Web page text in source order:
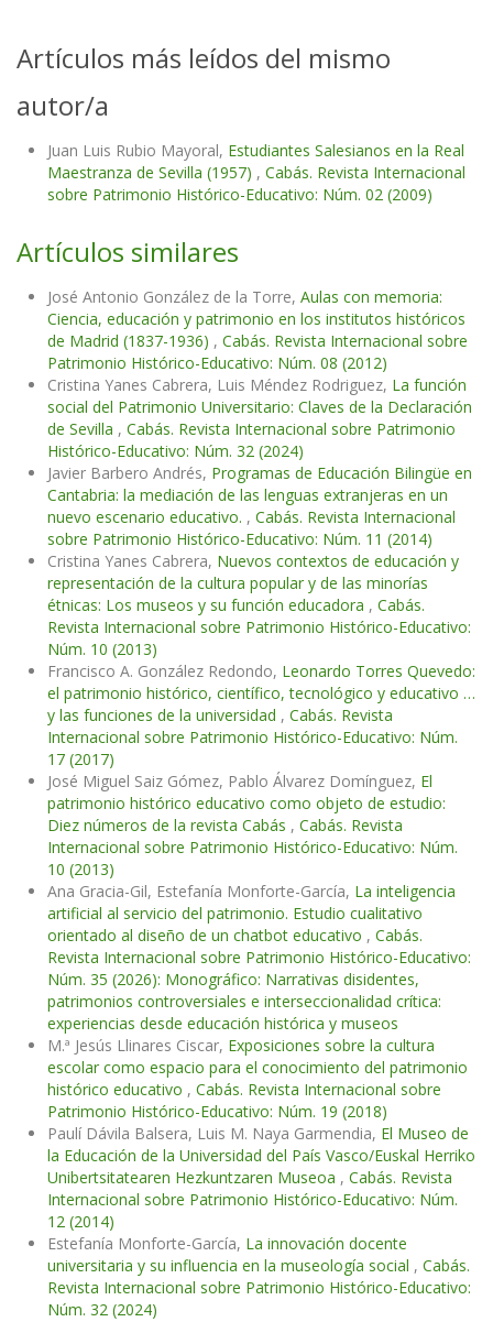
Artículos más leídos del mismo
autor/a
Juan Luis Rubio Mayoral, Estudiantes Salesianos en la Real
Maestranza de Sevilla (1957) , Cabás. Revista Internacional
sobre Patrimonio Histórico-Educativo: Núm. 02 (2009)
Artículos similares
José Antonio González de la Torre, Aulas con memoria:
Ciencia, educación y patrimonio en los institutos históricos
de Madrid (1837-1936) , Cabás. Revista Internacional sobre
Patrimonio Histórico-Educativo: Núm. 08 (2012)
Cristina Yanes Cabrera, Luis Méndez Rodriguez, La función
social del Patrimonio Universitario: Claves de la Declaración
de Sevilla , Cabás. Revista Internacional sobre Patrimonio
Histórico-Educativo: Núm. 32 (2024)
Javier Barbero Andrés, Programas de Educación Bilingüe en
Cantabria: la mediación de las lenguas extranjeras en un
nuevo escenario educativo. , Cabás. Revista Internacional
sobre Patrimonio Histórico-Educativo: Núm. 11 (2014)
Cristina Yanes Cabrera, Nuevos contextos de educación y
representación de la cultura popular y de las minorías
étnicas: Los museos y su función educadora , Cabás.
Revista Internacional sobre Patrimonio Histórico-Educativo:
Núm. 10 (2013)
Francisco A. González Redondo, Leonardo Torres Quevedo:
el patrimonio histórico, científico, tecnológico y educativo …
y las funciones de la universidad , Cabás. Revista
Internacional sobre Patrimonio Histórico-Educativo: Núm.
17 (2017)
José Miguel Saiz Gómez, Pablo Álvarez Domínguez, El
patrimonio histórico educativo como objeto de estudio:
Diez números de la revista Cabás , Cabás. Revista
Internacional sobre Patrimonio Histórico-Educativo: Núm.
10 (2013)
Ana Gracia-Gil, Estefanía Monforte-García, La inteligencia
artificial al servicio del patrimonio. Estudio cualitativo
orientado al diseño de un chatbot educativo , Cabás.
Revista Internacional sobre Patrimonio Histórico-Educativo:
Núm. 35 (2026): Monográfico: Narrativas disidentes,
patrimonios controversiales e interseccionalidad crítica:
experiencias desde educación histórica y museos
M.ª Jesús Llinares Ciscar, Exposiciones sobre la cultura
escolar como espacio para el conocimiento del patrimonio
histórico educativo , Cabás. Revista Internacional sobre
Patrimonio Histórico-Educativo: Núm. 19 (2018)
Paulí Dávila Balsera, Luis M. Naya Garmendia, El Museo de
la Educación de la Universidad del País Vasco/Euskal Herriko
Unibertsitatearen Hezkuntzaren Museoa , Cabás. Revista
Internacional sobre Patrimonio Histórico-Educativo: Núm.
12 (2014)
Estefanía Monforte-García, La innovación docente
universitaria y su influencia en la museología social , Cabás.
Revista Internacional sobre Patrimonio Histórico-Educativo:
Núm. 32 (2024)